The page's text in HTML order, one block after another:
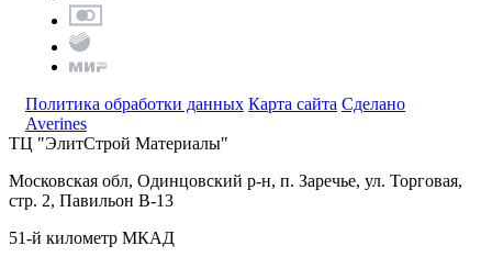
Политика обработки данных Карта сайта Сделано
Averines
ТЦ "ЭлитСтрой Материалы"
Московская обл, Одинцовский р-н, п. Заречье, ул. Торговая,
стр. 2, Павильон В-13
51-й километр МКАД